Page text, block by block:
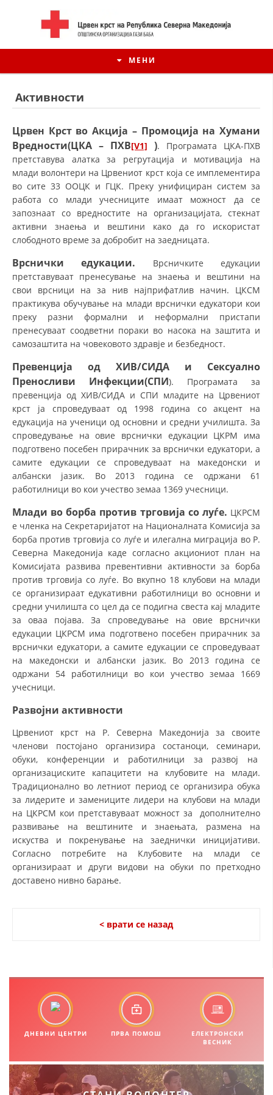
МЕНИ
ИСТОРИЈАТ НА ЦКРСМ
СТРУКТУРА НА ОРГАНИЗАЦИЈАТА
КОНТАКТ ИНФОРМАЦИИ
ЧЛЕНСТВО ВО ПРОФЕСИОНАЛНИ ТЕЛА
ЗАКОН ЗА ЦКРМ
СТАТУТ НА ЦКРМ
ОРГАНИЗАЦИЈА И РАЗВОЈ
СОБРАНИЕ
СТРУКТУРА И ОРГАНИЗАЦИОНА ПОСТАВЕНОСТ
ДИСЕМИНАЦИЈА
MЕЃУНАРОДНО ХУМАНИТАРНО ПРАВО
ПРОМОЦИЈА НА ХУМАНИ ВРЕДНОСТИ
УПОТРЕБА И ЗАШТИТА НА АМБЛЕМОТ
СОЦИЈАЛНО ХУМАНИТАРНА ДЕЈНОСТ
КАКО ДА ДОНИРАТЕ
СПАСИТЕЛНА СТАНИЦА ВОДНО
ПРОЕКТИ – ПОДГОТВЕНОСТ И ДЕЈСТВУВАЊЕ ПРИ КАТАСТРОФИ
ОДНОСИ СО ЈАВНОСТ
ИСТРАЖУВАЊЕ НА ЈАВНО МИСЛЕЊЕ
МЕЃУНАРОДНА СОРАБОТКА
ЗНАЧЕЊЕ НА СЛУЖБАТА ЗА БАРАЊЕ
КРВОДАРИТЕЛСТВО
ИНФОРМАЦИИ ЗА БОЛЕСТИ
МЕНАЏМЕНТ НА ВОЛОНТЕРИ
ЗА НАС
Активности
Црвен Крст во Акција – Промоција на Хумани
Вредности(ЦКА – ПХВ[V1] ). Програмата ЦКА-ПХВ
претставува алатка за регрутација и мотивација на
млади волонтери на Црвениот крст која се имплементира
во сите 33 ООЦК и ГЦК. Преку унифициран систем за
работа со млади учесниците имаат можност да се
запознаат со вредностите на организацијата, стекнат
активни знаења и вештини како да го искористат
слободното време за добробит на заедницата.
Врснички едукации.
Врсничките едукации
претставуваат пренесување на знаења и вештини на
свои врсници на за нив најприфатлив начин. ЦКСМ
практикува обучување на млади врснички едукатори кои
преку разни формални и неформални пристапи
пренесуваат соодветни пораки во насока на заштита и
самозаштита на човековото здравје и безбедност.
Превенција од ХИВ/СИДА и Сексуално
Преносливи Инфекции(СПИ). Програмата за
превенција од ХИВ/СИДА и СПИ младите на Црвениот
крст ја спроведуваат од 1998 година со акцент на
едукација на ученици од основни и средни училишта. За
спроведување на овие врснички едукации ЦКРМ има
подготвено посебен прирачник за врснички едукатори, а
самите едукации се спроведуваат на македонски и
албански јазик. Во 2013 година се одржани 61
работилници во кои учество земаа 1369 учесници.
Млади во борба против трговија со луѓе. ЦКРСМ
е членка на Секретаријатот на Националната Комисија за
борба против трговија со луѓе и илегална миграција во Р.
Северна Македонија каде согласно акциониот план на
Комисијата развива превентивни активности за борба
против трговија со луѓе. Во вкупно 18 клубови на млади
се организираат едукативни работилници во основни и
средни училишта со цел да се подигна свеста кај младите
за оваа појава. За спроведување на овие врснички
едукации ЦКРСМ има подготвено посебен прирачник за
врснички едукатори, а самите едукации се спроведуваат
на македонски и албански јазик. Во 2013 година се
одржани 54 работилници во кои учество земаа 1669
учесници.
Развојни активности
Црвениот крст на Р. Северна Македонија за своите
членови постојано организира состаноци, семинари,
обуки, конференции и работилници за развој на
организациските капацитети на клубовите на млади.
Традиционално во летниот период се организира обука
за лидерите и замениците лидери на клубови на млади
на ЦКРСМ кои претставуваат можност за дополнително
развивање на вештините и знаењата, размена на
искуства и покренување на заеднички иницијативи.
Согласно потребите на Клубовите на млади се
организираат и други видови на обуки по претходно
доставено нивно барање.
< врати се назад
ДНЕВНИ ЦЕНТРИ ПРВА ПОМОШ
ЕЛЕКТРОНСКИ
ВЕСНИК